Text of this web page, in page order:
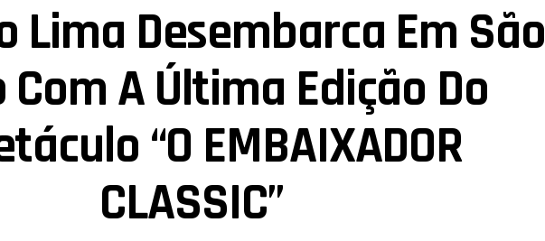
Lima Desembarca Em São
Com A Última Edição Do
“O EMBAIXADOR
CLASSIC”